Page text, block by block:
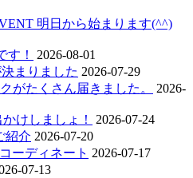
明日から始まります(^^)
す！
2026-08-01
まりました 2026-07-29
がたくさん届きました。
2026-
けしましょ！
2026-07-24
紹介 2026-07-20
ーディネート 2026-07-17
07-13